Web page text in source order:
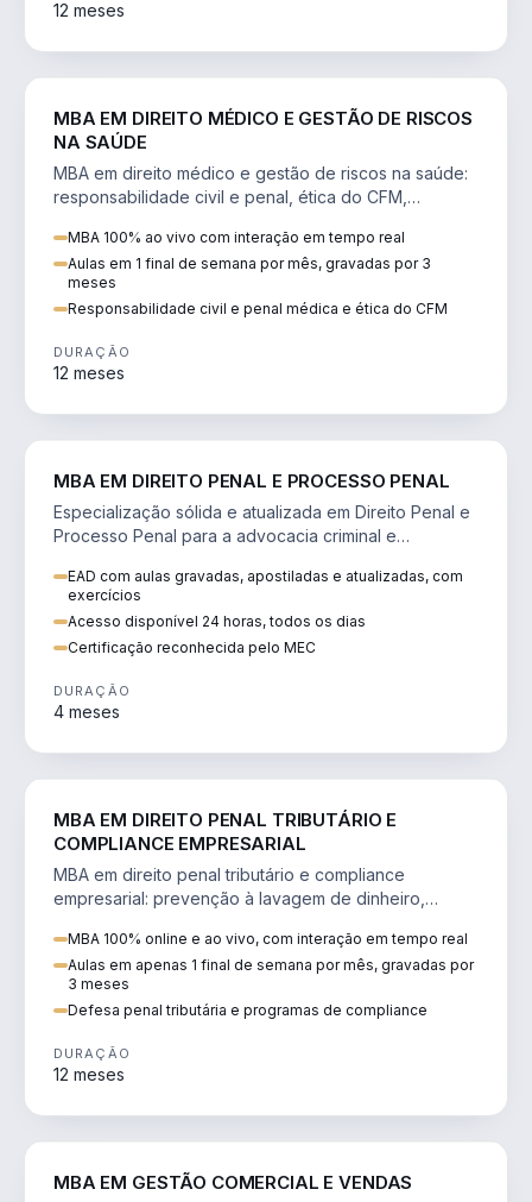
12 meses
MBA EM DIREITO MÉDICO E GESTÃO DE RISCOS
NA SAÚDE
MBA em direito médico e gestão de riscos na saúde:
responsabilidade civil e penal, ética do CFM,
MBA 100% ao vivo com interação em tempo real
Aulas em 1 final de semana por mês, gravadas por 3
meses
Responsabilidade civil e penal médica e ética do CFM
DURAÇÃO
12 meses
MBA EM DIREITO PENAL E PROCESSO PENAL
Especialização sólida e atualizada em Direito Penal e
Processo Penal para a advocacia criminal e
EAD com aulas gravadas, apostiladas e atualizadas, com
exercícios
Acesso disponível 24 horas, todos os dias
Certificação reconhecida pelo MEC
DURAÇÃO
4 meses
MBA EM DIREITO PENAL TRIBUTÁRIO E
COMPLIANCE EMPRESARIAL
MBA em direito penal tributário e compliance
empresarial: prevenção à lavagem de dinheiro,
MBA 100% online e ao vivo, com interação em tempo real
Aulas em apenas 1 final de semana por mês, gravadas por
3 meses
Defesa penal tributária e programas de compliance
DURAÇÃO
12 meses
MBA EM GESTÃO COMERCIAL E VENDAS